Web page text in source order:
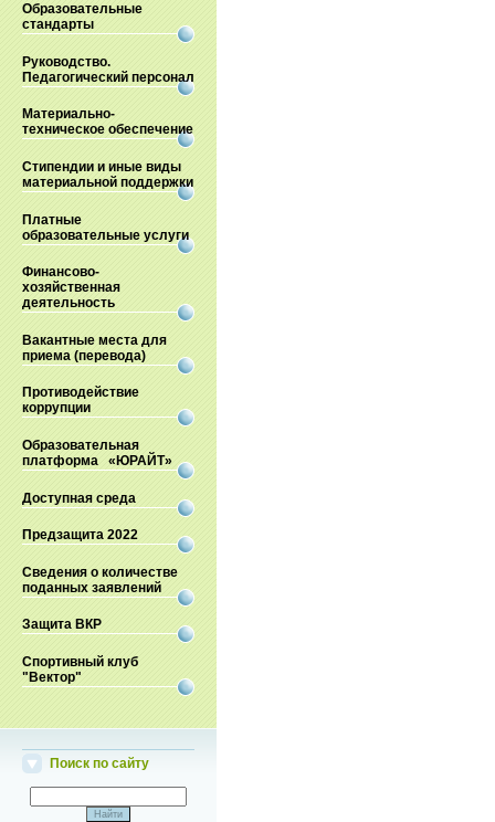
Образовательные
стандарты
Руководство.
Педагогический персонал
Материально-
техническое обеспечение
Стипендии и иные виды
материальной поддержки
Платные
образовательные услуги
Финансово-
хозяйственная
деятельность
Вакантные места для
приема (перевода)
Противодействие
коррупции
Образовательная
платформа «ЮРАЙТ»
Доступная среда
Предзащита 2022
Сведения о количестве
поданных заявлений
Защита ВКР
Спортивный клуб
"Вектор"
Поиск по сайту